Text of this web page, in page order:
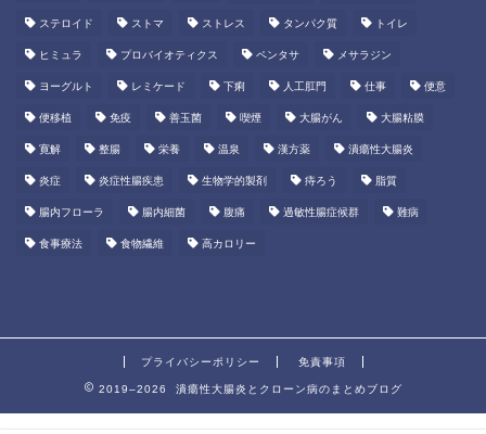
ステロイド ストマ ストレス タンパク質 トイレ
ヒミュラ プロバイオティクス ペンタサ メサラジン
ヨーグルト レミケード 下痢 人工肛門 仕事 便意
便移植 免疫 善玉菌 喫煙 大腸がん 大腸粘膜
寛解 整腸 栄養 温泉 漢方薬 潰瘍性大腸炎
炎症 炎症性腸疾患 生物学的製剤 痔ろう 脂質
腸内フローラ 腸内細菌 腹痛 過敏性腸症候群 難病
食事療法 食物繊維 高カロリー
プライバシーポリシー 免責事項
2019–2026 潰瘍性大腸炎とクローン病のまとめブログ